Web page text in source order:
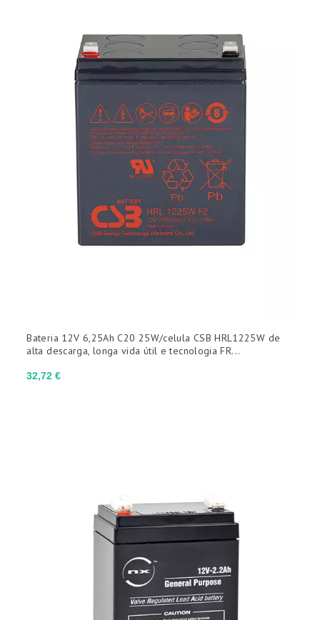
Preço
32,72 €
Bateria 12V 6,25Ah C20 25W/celula CSB HRL1225W de
alta descarga, longa vida útil e tecnologia FR...